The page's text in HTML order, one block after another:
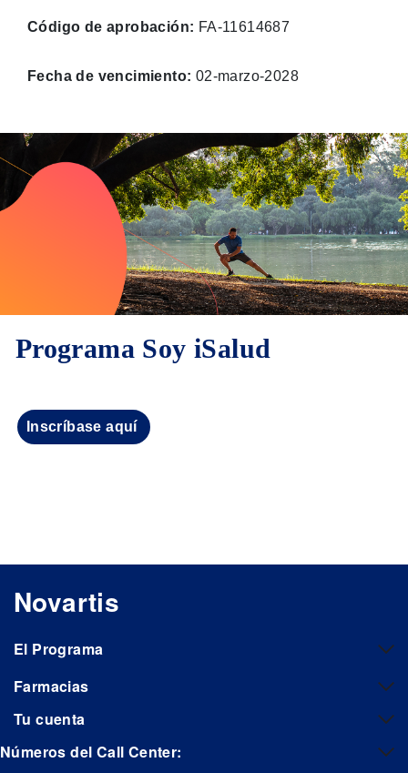
Código de aprobación: FA-11614687
Fecha de vencimiento: 02-marzo-2028
Programa Soy iSalud
Inscríbase aquí
Novartis
El Programa
Farmacias
Tu cuenta
Números del Call Center: